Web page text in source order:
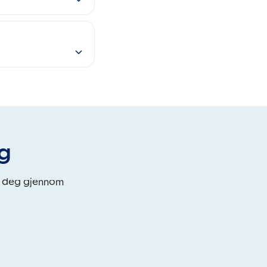
deg gjennom